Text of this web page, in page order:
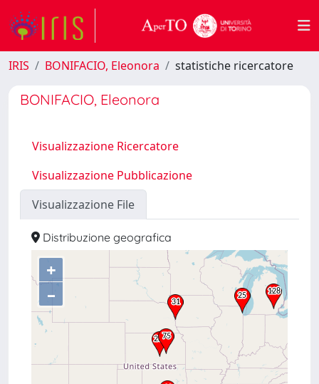
IRIS BONIFACIO, Eleonora statistiche ricercatore
BONIFACIO, Eleonora
Visualizzazione Ricercatore
Visualizzazione Pubblicazione
Visualizzazione File
Distribuzione geografica
+
–